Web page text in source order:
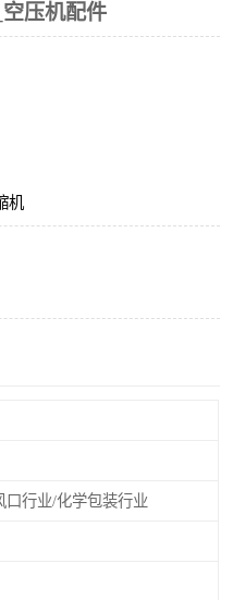
压机配件
机
口行业/化学包装行业
CAMERON空压机显示屏